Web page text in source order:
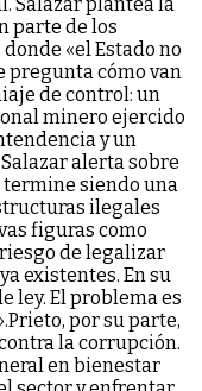
parte de los
«el Estado no
pregunta cómo van
de control: un
minero ejercido
y un
alerta sobre
siendo una
ilegales
figuras como
de legalizar
existentes. En su
ley. El problema es
por su parte,
la corrupción.
en bienestar